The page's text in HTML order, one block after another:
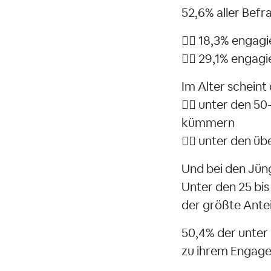
52,6% aller
👉🏻 18,3%
👉🏻 29,1%
Im Alter scheint
👉🏻 unter den
kümmern
👉🏻 unter den
Und bei den
Unter den 25
der größte
50,4% der
zu ihrem